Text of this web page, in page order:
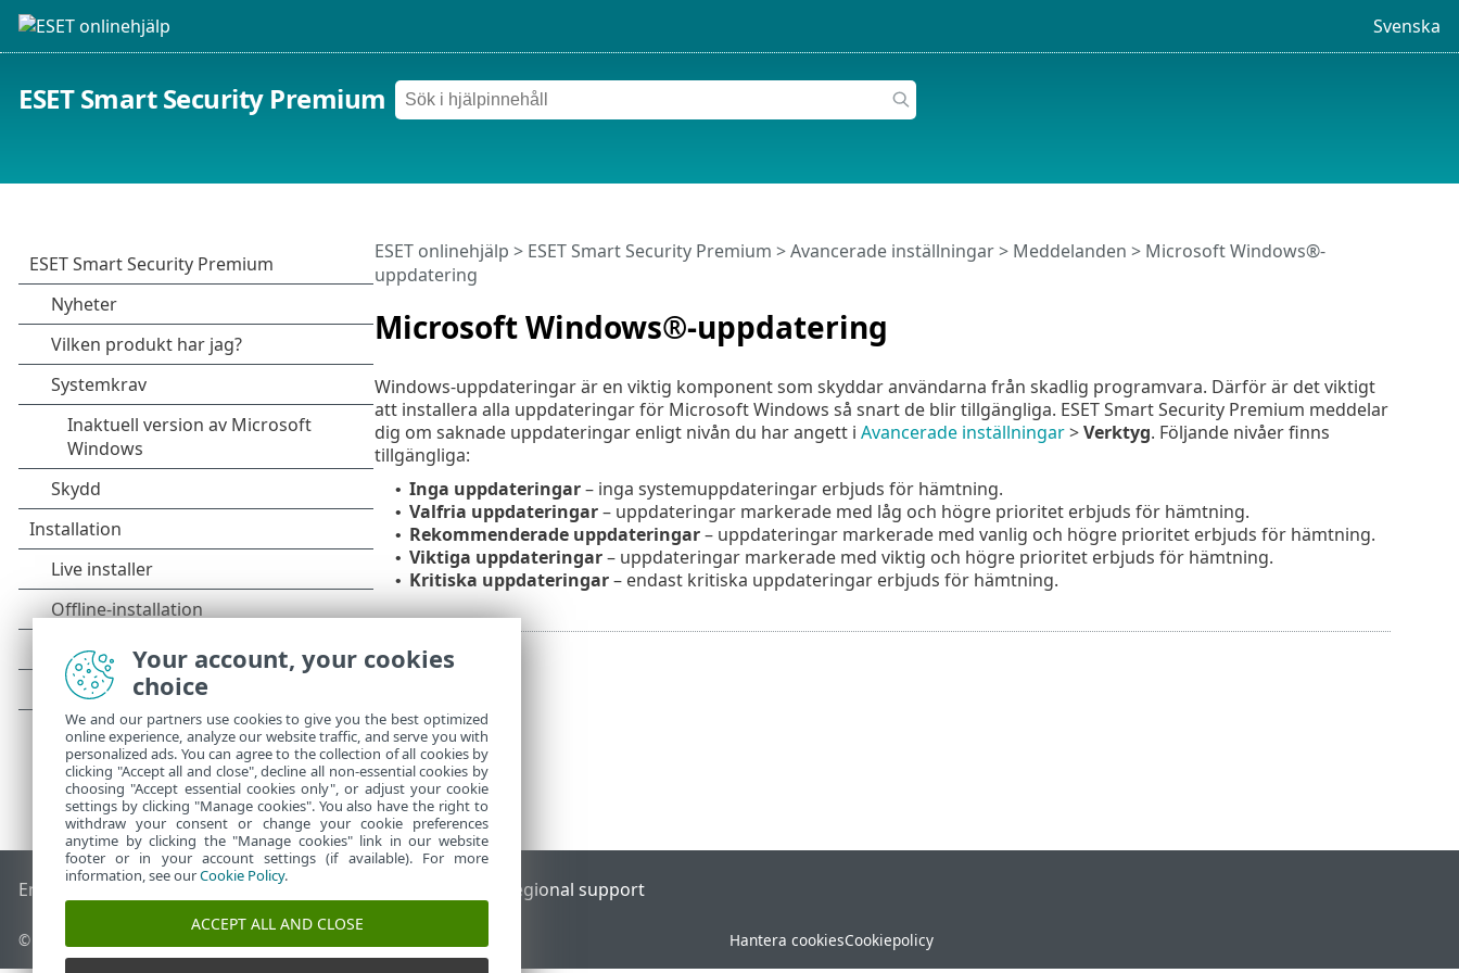
Svenska
ESET Smart Security Premium
Microsoft Windows®-uppdatering
ESET onlinehjälp > ESET Smart Security Premium >Avancerade inställningar> Meddelanden > Microsoft Windows®-
uppdatering
Windows-uppdateringar är en viktig komponent som skyddar användarna från skadlig programvara. Därför är det viktigt
att installera alla uppdateringar för Microsoft Windows så snart de blir tillgängliga. ESET Smart Security Premium meddelar
dig om saknade uppdateringar enligt nivån du har angett i Avancerade inställningar>Verktyg. Följande nivåer finns
tillgängliga:
• Inga uppdateringar– inga systemuppdateringar erbjuds för hämtning.
• Valfria uppdateringar– uppdateringar markerade med låg och högre prioritet erbjuds för hämtning.
• Rekommenderade uppdateringar– uppdateringar markerade med vanlig och högre prioritet erbjuds för hämtning.
• Viktiga uppdateringar– uppdateringar markerade med viktig och högre prioritet erbjuds för hämtning.
• Kritiska uppdateringar– endast kritiska uppdateringar erbjuds för hämtning.
End of Life ESET kunskapsbas ESET forum Regional support
© 1992 - 2025 ESET, spol. s r.o. – med ensamrätt. Hantera cookiesCookiepolicy
Your account, your cookies
choice
We and our partners use cookies to give you the best optimized
online experience, analyze our website traffic, and serve you with
personalized ads. You can agree to the collection of all cookies by
clicking "Accept all and close", decline all non-essential cookies by
choosing "Accept essential cookies only", or adjust your cookie
settings by clicking "Manage cookies". You also have the right to
withdraw your consent or change your cookie preferences
anytime by clicking the "Manage cookies" link in our website
footer or in your account settings (if available). For more
information, see ourCookie Policy.
ACCEPT ALL AND CLOSE